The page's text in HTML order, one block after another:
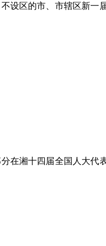
区的市、市辖区新一
湘十四届全国人大代